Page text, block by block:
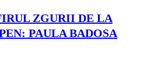
ZGURII DE LA
PAULA BADOSA